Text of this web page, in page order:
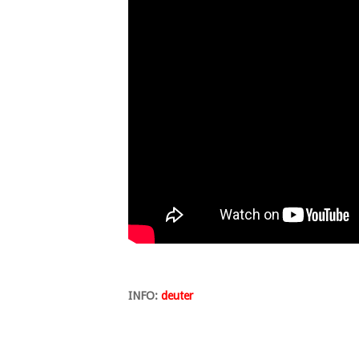
INFO: deuter